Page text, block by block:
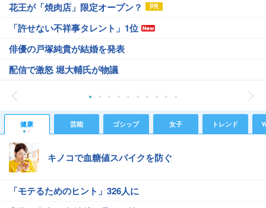
花王が「焼肉店」限定オープン？
「許せない不祥事タレント」1位
俳優の戸塚純貴が結婚を発表
配信で激怒 堀大輔氏が物議
健康 芸能 ゴシップ 女子 トレンド
キノコで血糖値スパイクを防ぐ
「モテるためのヒント」326人に